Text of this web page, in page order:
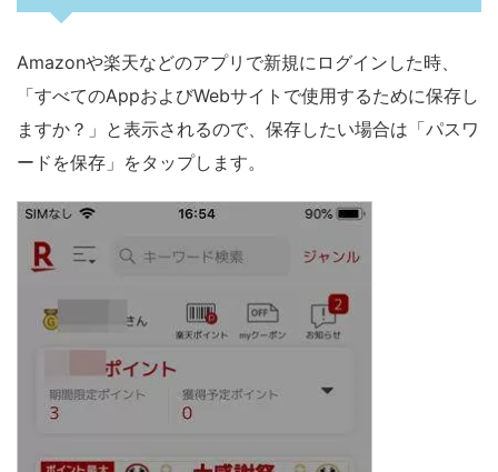
Amazonや楽天などのアプリで新規にログインした時、
「すべてのAppおよびWebサイトで使用するために保存し
ますか？」と表示されるので、保存したい場合は「パスワ
ードを保存」をタップします。